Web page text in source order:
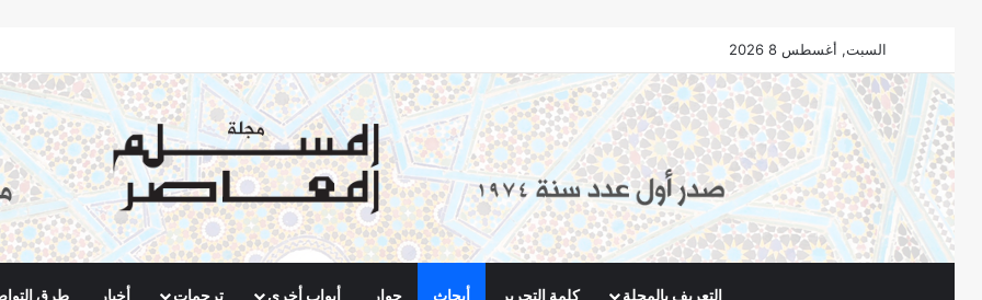
السبت, أغسطس 8 2026
التعريف بالمجلة كلمة التحرير أبحاث حوار أبواب أخرى ترجمات أخبار طرق